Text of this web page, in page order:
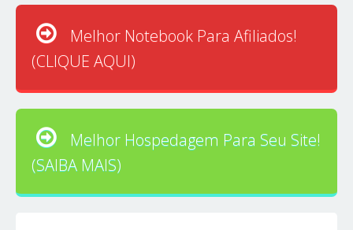
Melhor Notebook Para Afiliados!
(CLIQUE AQUI)
Melhor Hospedagem Para Seu Site!
(SAIBA MAIS)